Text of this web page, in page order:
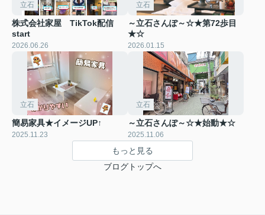
立石
株式会社家屋 TikTok配信
start
2026.06.26
立石
～立石さんぽ～☆★第72歩目
★☆
2026.01.15
立石
簡易家具★イメージUP↑
2025.11.23
立石
～立石さんぽ～☆★始動★☆
2025.11.06
もっと見る
ブログトップへ